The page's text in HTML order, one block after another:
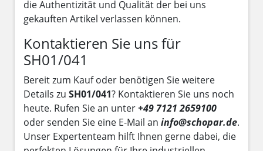
die Authentizität und Qualität der bei uns
gekauften Artikel verlassen können.
Kontaktieren Sie uns für
SH01/041
Bereit zum Kauf oder benötigen Sie weitere
Details zu SH01/041? Kontaktieren Sie uns noch
heute. Rufen Sie an unter+49 7121 2659100
oder senden Sie eine E-Mail an info@schopar.de.
Unser Expertenteam hilft Ihnen gerne dabei, die